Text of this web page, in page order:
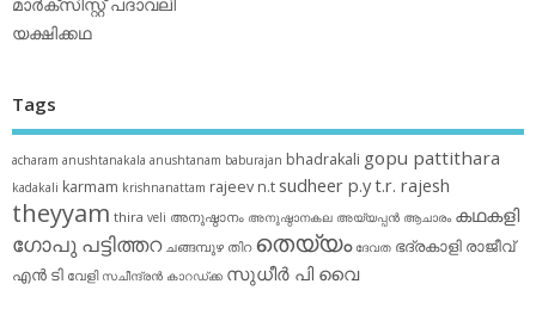
മാര്‍ക്‌സിസ്റ്റ് പദാവലി
യക്ഷിക്കഥ
Tags
acharam anushtanakala anushtanam baburajan bhadrakali gopu pattithara
kadakali karmam krishnanattam rajeev n.t sudheer p.yt.r. rajesh
theyyam thira veli അനുഷ്ഠാനം അനുഷ്ഠാനകല അയ്യപ്പന്‍ ആചാരം കഥകളി
ഗോപു പട്ടിത്തറ ചങ്ങമ്പുഴ തിറ തെയ്യം ദേവത ഭദ്രകാളി രാജീവ്
എൻ ടി വേളി സചീന്ദ്രന്‍ കാറഡ്ക്ക സുധീര്‍ പി വൈ